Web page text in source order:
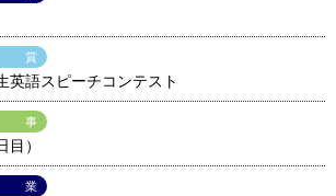
英語スピーチコンテスト
）